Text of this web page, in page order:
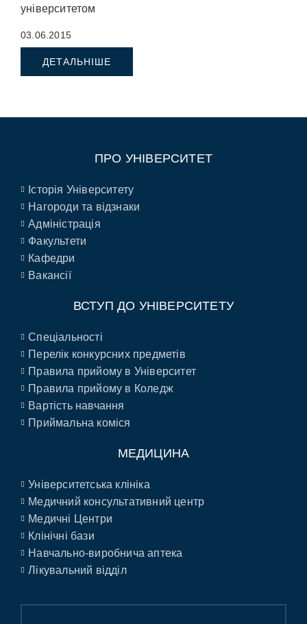
університетом
03.06.2015
ДЕТАЛЬНІШЕ
ПРО УНІВЕРСИТЕТ
Історія Університету
Нагороди та відзнаки
Адміністрація
Факультети
Кафедри
Вакансії
ВСТУП ДО УНІВЕРСИТЕТУ
Спеціальності
Перелік конкурсних предметів
Правила прийому в Університет
Правила прийому в Коледж
Вартість навчання
Приймальна коміся
МЕДИЦИНА
Університетська клініка
Медичний консультативний центр
Медичні Центри
Клінічні бази
Навчально-виробнича аптека
Лікувальний відділ